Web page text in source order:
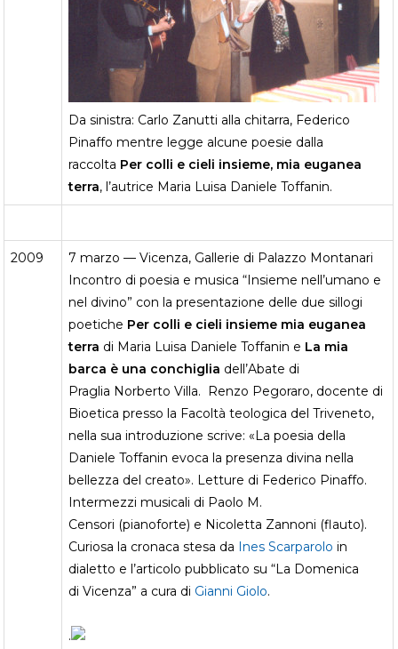
Da sinistra: Carlo Zanutti alla chitarra, Federico
Pinaffo mentre legge alcune poesie dalla
raccolta Per colli e cieli insieme, mia euganea
terra, l’autrice Maria Luisa Daniele Toffanin.
2009
7 marzo — Vicenza, Gallerie di Palazzo Montanari
Incontro di poesia e musica “Insieme nell’umano e
nel divino” con la presentazione delle due sillogi
poetiche Per colli e cieli insieme mia euganea
terra di Maria Luisa Daniele Toffanin e La mia
barca è una conchiglia dell’Abate di
Praglia Norberto Villa. Renzo Pegoraro, docente di
Bioetica presso la Facoltà teologica del Triveneto,
nella sua introduzione scrive: «La poesia della
Daniele Toffanin evoca la presenza divina nella
bellezza del creato». Letture di Federico Pinaffo.
Intermezzi musicali di Paolo M.
Censori (pianoforte) e Nicoletta Zannoni (flauto).
Curiosa la cronaca stesa da Ines Scarparolo in
dialetto e l’articolo pubblicato su “La Domenica
di Vicenza” a cura di Gianni Giolo.
.